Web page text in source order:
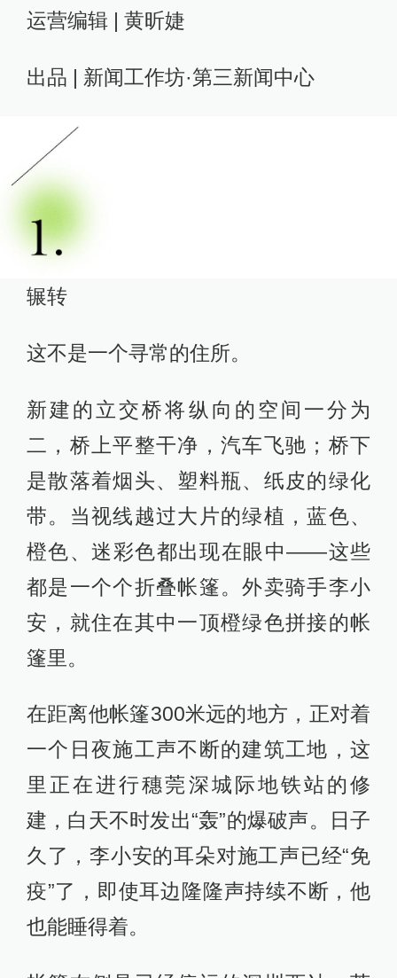
运营编辑 | 黄昕婕
出品 | 新闻工作坊·第三新闻中心
辗转
这不是一个寻常的住所。
新建的立交桥将纵向的空间一分为
二，桥上平整干净，汽车飞驰；桥下
是散落着烟头、塑料瓶、纸皮的绿化
带。当视线越过大片的绿植，蓝色、
橙色、迷彩色都出现在眼中——这些
都是一个个折叠帐篷。外卖骑手李小
安，就住在其中一顶橙绿色拼接的帐
篷里。
在距离他帐篷300米远的地方，正对着
一个日夜施工声不断的建筑工地，这
里正在进行穗莞深城际地铁站的修
建，白天不时发出“轰”的爆破声。日子
久了，李小安的耳朵对施工声已经“免
疫”了，即使耳边隆隆声持续不断，他
也能睡得着。